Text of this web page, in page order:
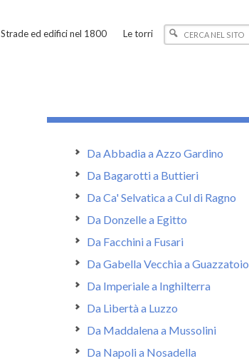
Strade ed edifici nel 1800 Le torri
Da Abbadia a Azzo Gardino
Da Bagarotti a Buttieri
Da Ca' Selvatica a Cul di Ragno
Da Donzelle a Egitto
Da Facchini a Fusari
Da Gabella Vecchia a Guazzatoio
Da Imperiale a Inghilterra
Da Libertà a Luzzo
Da Maddalena a Mussolini
Da Napoli a Nosadella